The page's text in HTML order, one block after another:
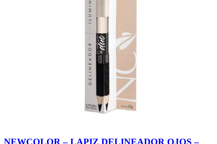
NEWCOLOR – LAPIZ DELINEADOR OJOS –